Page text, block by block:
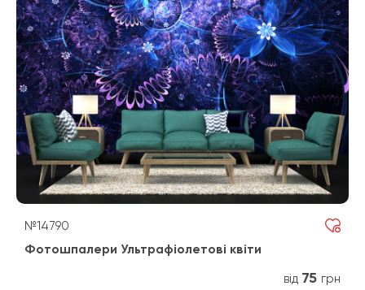
№14790
Фотошпалери Ультрафіолетові квіти
від 75 грн